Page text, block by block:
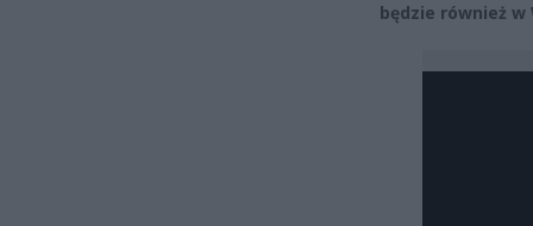
będzie również